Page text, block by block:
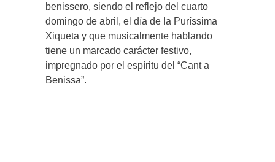
benissero, siendo el reflejo del cuarto
domingo de abril, el día de la Puríssima
Xiqueta y que musicalmente hablando
tiene un marcado carácter festivo,
impregnado por el espíritu del “Cant a
Benissa”.